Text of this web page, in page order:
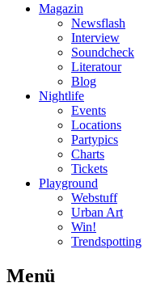
Magazin
Newsflash
Interview
Soundcheck
Literatour
Blog
Nightlife
Events
Locations
Partypics
Charts
Tickets
Playground
Webstuff
Urban Art
Win!
Trendspotting
Menü